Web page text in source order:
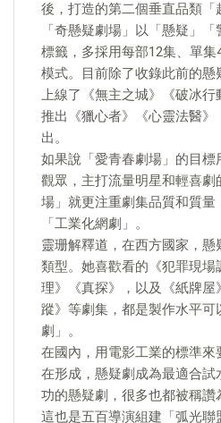
後，打造的第二個垂直品類「
「奇懸疑劇場」以「懸疑」
標籤，多採用每部12集、單集
模式。目前除了收錄此前的
上線了《無主之城》《破冰
推出《獵心者》《心靈法醫》
出。
如果說「愛青春劇場」的目標
觀眾，主打流量明星和輕喜劇
場」就更注重劇集品質和質量
「工業化網劇」。
靈珊解釋道，在西方國家，
類型。她喜歡看的《犯罪現場
理》《真探》，以及《紙牌屋
蹤》等劇集，都是製作水平可
劇」。
在國內，用電影工業的標準來
在形成，懸疑劇成為最適合
功的懸疑劇，很多也都被稱讚
這也是五百導演組建「弧光聯